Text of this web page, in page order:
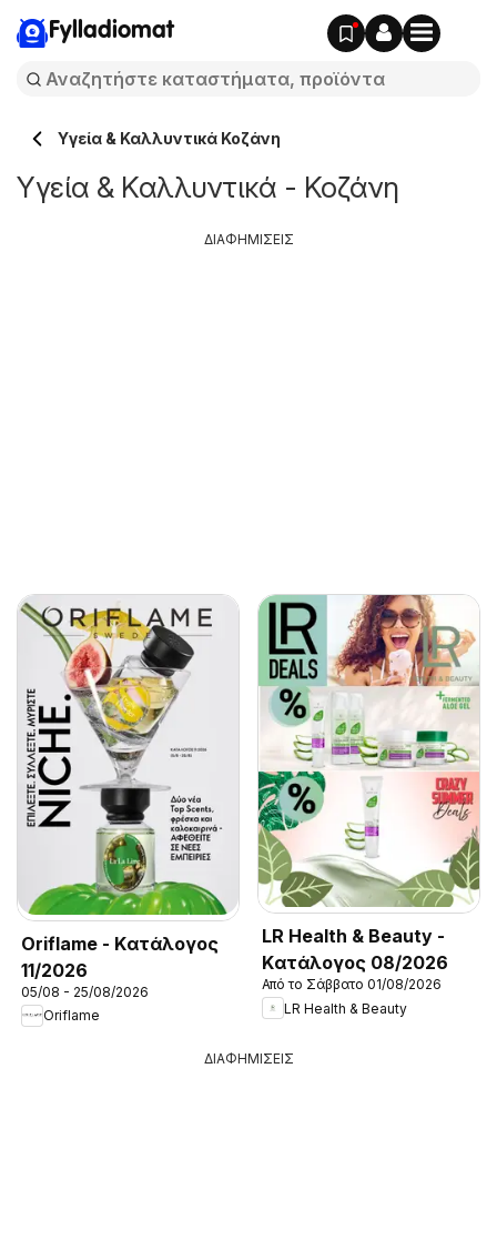
Fylladiomat
Υγεία & Καλλυντικά Κοζάνη
Υγεία & Καλλυντικά - Κοζάνη
Oriflame - Kατάλογος
11/2026
05/08 - 25/08/2026
Oriflame
LR Health & Beauty -
Kατάλογος 08/2026
Από το Σάββατο 01/08/2026
LR Health & Beauty
ΔΙΑΦΗΜΙΣΕΙΣ
ΔΙΑΦΗΜΙΣΕΙΣ